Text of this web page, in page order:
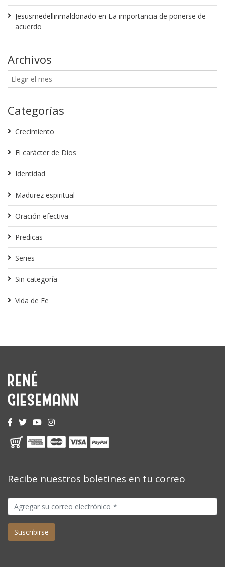
Jesusmedellinmaldonado en La importancia de ponerse de
acuerdo
Archivos
Categorías
Crecimiento
El carácter de Dios
Identidad
Madurez espiritual
Oración efectiva
Predicas
Series
Sin categoría
Vida de Fe
Recibe nuestros boletines en tu correo